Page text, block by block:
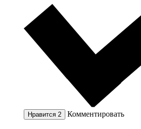
Нравится 2 Комментировать